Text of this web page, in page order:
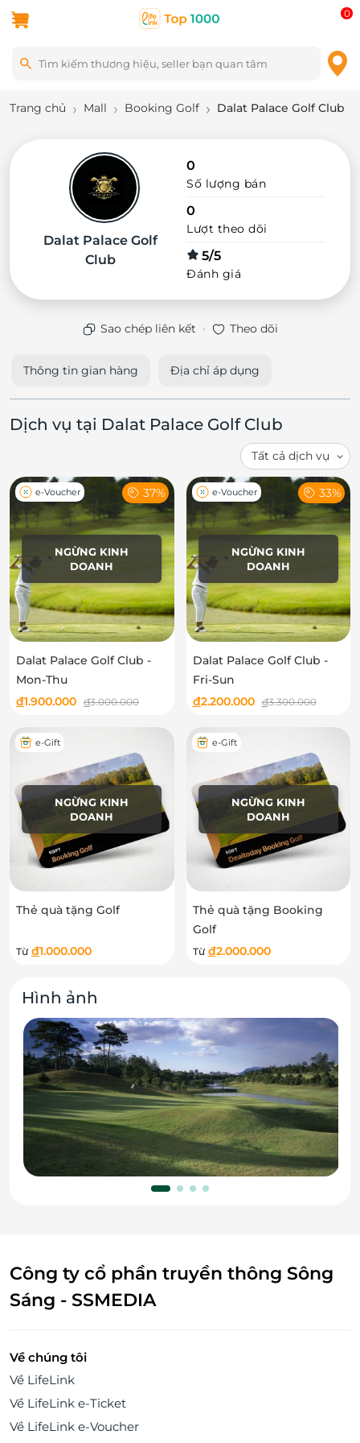
0
Trang chủ Mall Booking Golf Dalat Palace Golf Club
Dalat Palace Golf
Club
0
Số lượng bán
0
Lượt theo dõi
5/5
Đánh giá
Sao chép liên kết · Theo dõi
Thông tin gian hàng Địa chỉ áp dụng
Dịch vụ tại Dalat Palace Golf Club
NGỪNG KINH
DOANH
e-Voucher 37%
Dalat Palace Golf Club -
Mon-Thu
đ1.900.000 đ3.000.000
NGỪNG KINH
DOANH
e-Voucher 33%
Dalat Palace Golf Club -
Fri-Sun
đ2.200.000 đ3.300.000
NGỪNG KINH
DOANH
e-Gift
Thẻ quà tặng Golf
Từ đ1.000.000
NGỪNG KINH
DOANH
e-Gift
Thẻ quà tặng Booking
Golf
Từ đ2.000.000
Hình ảnh
Công ty cổ phần truyền thông Sông
Sáng - SSMEDIA
Về chúng tôi
Về LifeLink
Về LifeLink e-Ticket
Về LifeLink e-Voucher